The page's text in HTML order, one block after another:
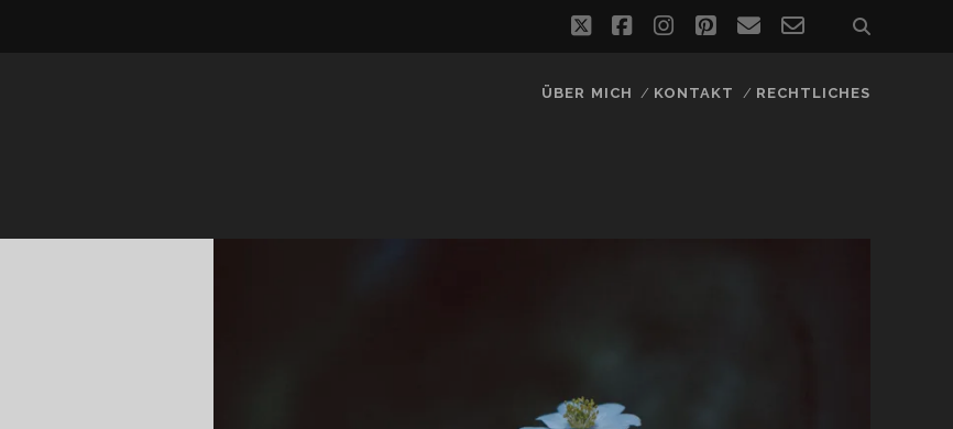
twitterfacebookinstagram
pinterest
emailemail-
ÜBER MICH KONTAKT RECHTLICHES